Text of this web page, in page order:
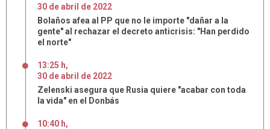
30 deabril de 2022
Bolaños afea al PP que no le importe "dañar a la
gente" al rechazar el decreto anticrisis: "Han perdido
el norte"
13:25 h,
30 deabril de 2022
Zelenski asegura que Rusia quiere "acabar con toda
la vida" en el Donbás
10:40 h,